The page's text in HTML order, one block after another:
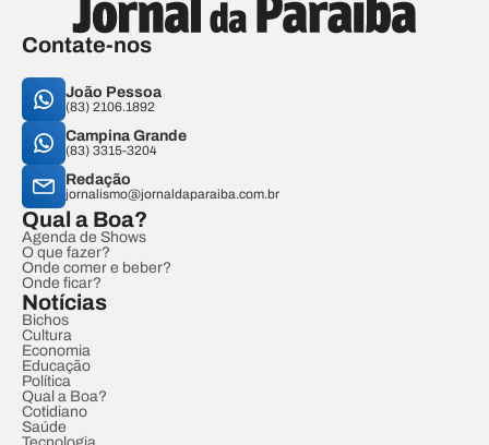
Contate-nos
João Pessoa
(83) 2106.1892
Campina Grande
(83) 3315-3204
Redação
jornalismo@jornaldaparaiba.com.br
Qual a Boa?
Agenda de Shows
O que fazer?
Onde comer e beber?
Onde ficar?
Notícias
Bichos
Cultura
Economia
Educação
Política
Qual a Boa?
Cotidiano
Saúde